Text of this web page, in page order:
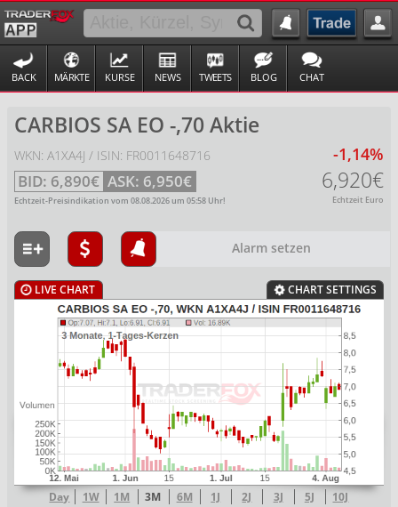
BACK MÄRKTE KURSE NEWS TWEETS BLOG CHAT
CARBIOS SA EO -,70 Aktie
WKN: A1XA4J / ISIN: FR0011648716
BID: 6,890€ ASK: 6,950€
Echtzeit-Preisindikation vom 08.08.2026um 05:58 Uhr!
-1,14%
6,920€
Echtzeit Euro
Alarm setzen
LIVE CHART CHART SETTINGS
Day 1W 1M 3M 6M 1J 2J 3J 5J 10J